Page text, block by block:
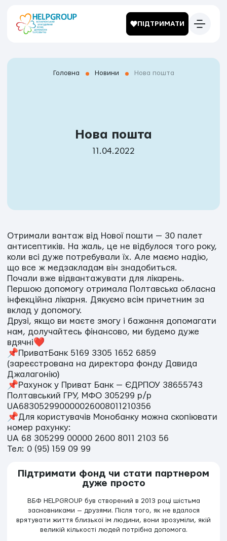
ПІДТРИМАТИ
Головна Новини Нова пошта
Нова пошта
11.04.2022
Отримали вантаж від Нової пошти — 30 палет
антисептиків. На жаль, це не відбулося того року,
коли всі дуже потребували їх. Але маємо надію,
що все ж медзакладам він знадобиться.
Почали вже відвантажувати для лікарень.
Першою допомогу отримала Полтавська обласна
інфекційна лікарня. Дякуємо всім причетним за
вклад у допомогу.
Друзі, якщо ви маєте змогу і бажання допомагати
нам, долучайтесь фінансово, ми будемо дуже
вдячні❤️
📌ПриватБанк 5169 3305 1652 6859
(зареєстрована на директора фонду Давида
Джалагонію)
📌Рахунок у Приват Банк — ЄДРПОУ 38655743
Полтавський ГРУ, МФО 305299 р/р
UA683052990000026008011210356
📌Для користувачів Монобанку можна скопіювати
номер рахунку:
UA 68 305299 00000 2600 8011 2103 56
Тел: 0 (95) 159 09 99
Підтримати фонд чи стати партнером
дуже просто
ВБФ HELPGROUP був створений в 2013 році шістьма
засновниками — друзями. Після того, як не вдалося
врятувати життя близької їм людини, вони зрозуміли, якій
великій кількості людей потрібна допомога.